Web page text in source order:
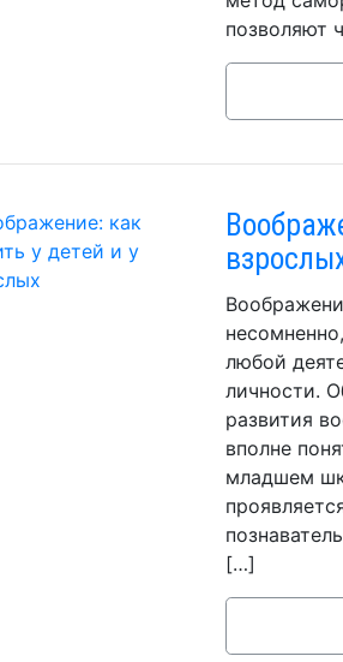
позволяют
любой
личности.
развития
вполне
младшем
[…]